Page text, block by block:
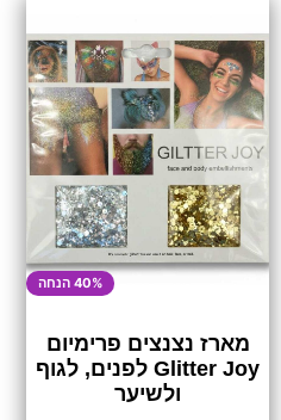
40% הנחה
מארז נצנצים פרימיום
Glitter Joy לפנים, לגוף
ולשיער